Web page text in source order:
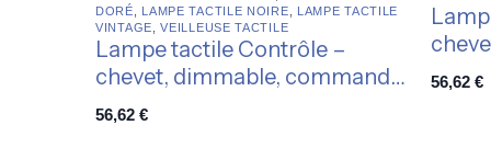
DORÉ
LAMPE TACTILE NOIRE
LAMPE TACTILE
VINTAGE ,VEILLEUSE TACTILE
Lampe tactile Contrôle –
chevet, dimmable, commande
intuitive
56,62 €
56,62 €